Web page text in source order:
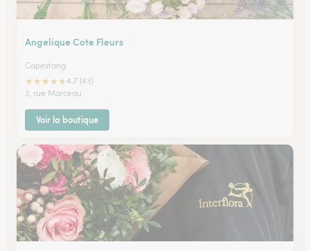
Angelique Cote Fleurs
Capestang
★★★★★4.7 (43)
3, rue Marceau
Voir la boutique